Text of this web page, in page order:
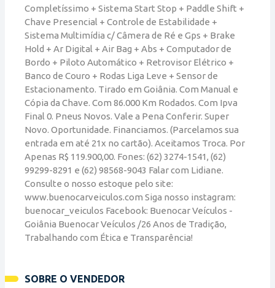
Completíssimo + Sistema Start Stop + Paddle Shift +
Chave Presencial + Controle de Estabilidade +
Sistema Multimídia c/ Câmera de Ré e Gps + Brake
Hold + Ar Digital + Air Bag + Abs + Computador de
Bordo + Piloto Automático + Retrovisor Elétrico +
Banco de Couro + Rodas Liga Leve + Sensor de
Estacionamento. Tirado em Goiânia. Com Manual e
Cópia da Chave. Com 86.000 Km Rodados. Com Ipva
Final 0. Pneus Novos. Vale a Pena Conferir. Super
Novo. Oportunidade. Financiamos. (Parcelamos sua
entrada em até 21x no cartão). Aceitamos Troca. Por
Apenas R$ 119.900,00. Fones: (62) 3274-1541, (62)
99299-8291 e (62) 98568-9043 Falar com Lidiane.
Consulte o nosso estoque pelo site:
www.buenocarveiculos.com Siga nosso instagram:
buenocar_veiculos Facebook: Buenocar Veículos -
Goiânia Buenocar Veículos /26 Anos de Tradição,
Trabalhando com Ética e Transparência!
SOBRE O VENDEDOR